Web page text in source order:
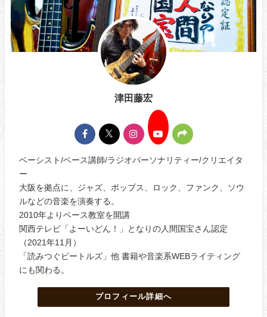
津田藤宏
ベーシスト/ベース講師/ラジオパーソナリティー/クリエイタ
ー
大阪を拠点に、ジャズ、ポップス、ロック、ファンク、ソウ
ルなどの音楽を演奏する。
2010年よりベース教室を開講
関西テレビ「よーいどん！」となりの人間国宝さん認定
（2021年11月）
「読みつぐビートルズ」他 書籍や音楽系WEBライティング
にも関わる。
プロフィール詳細へ